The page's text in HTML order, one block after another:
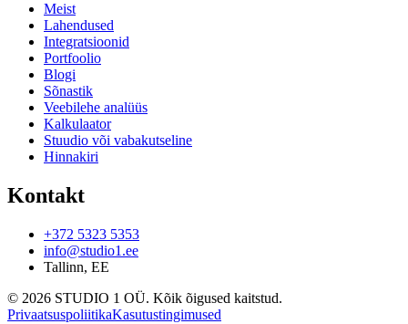
Meist
Lahendused
Integratsioonid
Portfoolio
Blogi
Sõnastik
Veebilehe analüüs
Kalkulaator
Stuudio või vabakutseline
Hinnakiri
Kontakt
+372 5323 5353
info@studio1.ee
Tallinn, EE
© 2026 STUDIO 1 OÜ. Kõik õigused kaitstud.
PrivaatsuspoliitikaKasutustingimused